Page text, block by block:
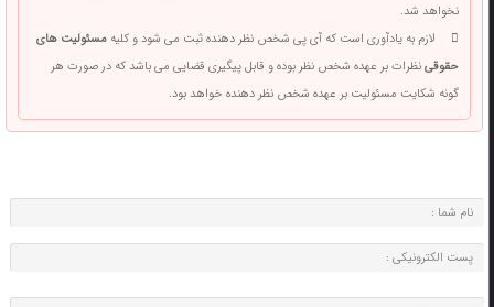
نخواهد شد.
لازم به یادآوری است که آی پی شخص نظر دهنده ثبت می شود و کلیهمسئولیت های
حقوقینظرات بر عهده شخص نظر بوده و قابل پیگیری قضایی می باشد که در صورت هر
گونه شکایت مسئولیت بر عهده شخص نظر دهنده خواهد بود.